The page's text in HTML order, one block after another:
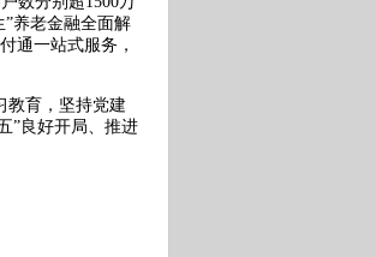
养老金融全面解
通一站式服务，
育，坚持党建
”良好开局、推进